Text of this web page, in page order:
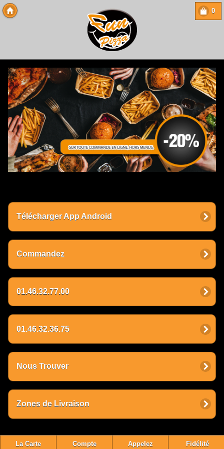
0
Télécharger App Android
Commandez
01.46.32.77.00
01.46.32.36.75
Nous Trouver
Zones de Livraison
La Carte Compte Appelez Fidélité
Copyright 2013 Des-Click Com